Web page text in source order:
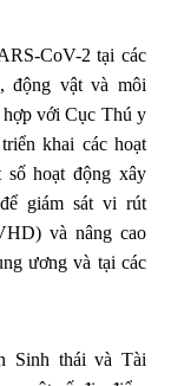
CoV-2 tại các
động vật và môi
với Cục Thú y
khai các hoạt
hoạt động xây
giám sát vi rút
và nâng cao
ương và tại các
Sinh thái và Tài